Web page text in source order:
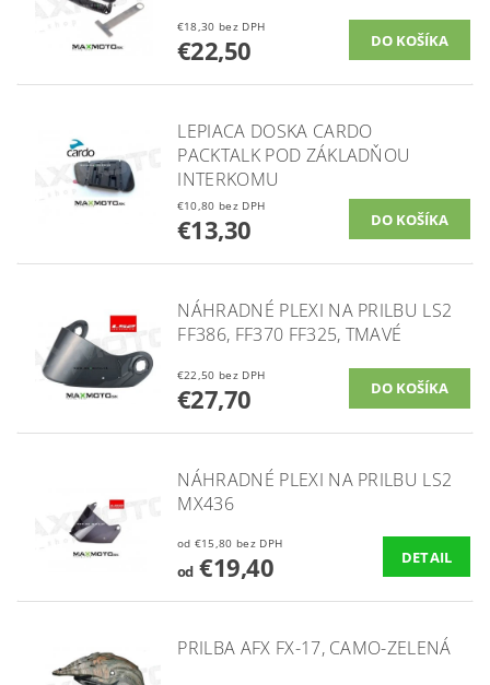
€18,30 bez DPH
€22,50
LEPIACA DOSKA CARDO
PACKTALK POD ZÁKLADŇOU
INTERKOMU
€10,80 bez DPH
€13,30
NÁHRADNÉ PLEXI NA PRILBU LS2
FF386, FF370 FF325, TMAVÉ
€22,50 bez DPH
€27,70
NÁHRADNÉ PLEXI NA PRILBU LS2
MX436
od €15,80 bez DPH
od€19,40 DETAIL
PRILBA AFX FX-17, CAMO-ZELENÁ